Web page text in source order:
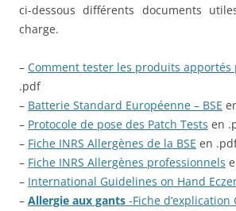
ci-dessous différents documents
charge.
– Comment tester les produits apportés
.pdf
– Batterie Standard Européenne – BSE
– Protocole de pose des Patch Tests en
– Fiche INRS Allergènes de la BSE en
– Fiche INRS Allergènes professionnels
– International Guidelines on Hand
– Allergie aux gants -Fiche d’explication